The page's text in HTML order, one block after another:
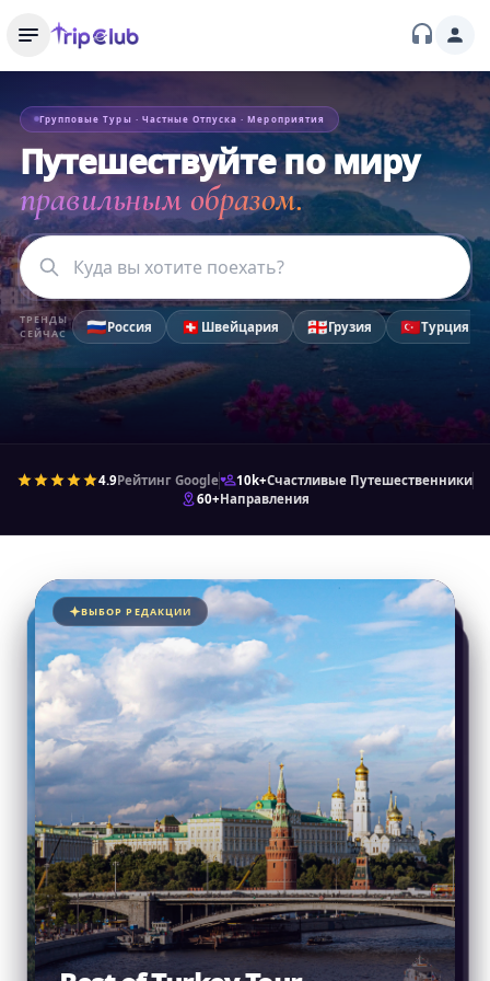
Групповые Туры · Частные Отпуска · Мероприятия
Путешествуйте по миру
правильным образом.
ТРЕНДЫ
СЕЙЧАС
🇷🇺Россия 🇨🇭 Швейцария 🇬🇪Грузия 🇹🇷Турция
4.9Рейтинг Google 10k+Счастливые Путешественники
60+Направления
ВЫБОР РЕДАКЦИИ
ВЫБОР РЕДАКЦИИ
ВЫБОР РЕДАКЦИИ
ВЫБОР РЕДАКЦИИ